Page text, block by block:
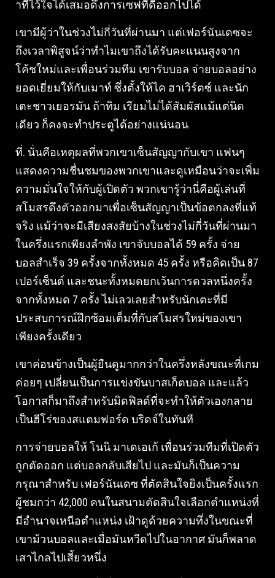
าที่ไว้ใจได้เสมอดึงการเซฟที่ดีออกไปได้
เขามีผู้ว่าในช่วงไม่กี่วันที่ผ่านมา แต่เฟอร์นันเดซจะ
ถึงเวลาพิสูจน์ว่าทำไมเขาถึงได้รับคะแนนสูงจาก
โค้ชใหม่และเพื่อนร่วมทีม เขารับบอล จ่ายบอลอย่าง
ยอดเยี่ยมให้กับเมาท์ ซึ่งตั้งให้ไค ฮาเวิร์ตซ์ และนัก
เตะชาวเยอรมัน ถ้าทิม เรียมไม่ได้สัมผัสแม้แต่นิด
เดียว ก็คงจะทำประตูได้อย่างแน่นอน
ที่. นั่นคือเหตุผลที่พวกเขาเซ็นสัญญากับเขา แฟนๆ
แสดงความชื่นชมของพวกเขาและดูเหมือนว่าจะเพิ่ม
ความมั่นใจให้กับผู้เปิดตัว พวกเขารู้ว่านี่คือผู้เล่นที่
สโมสรดึงตัวออกมาเพื่อเซ็นสัญญาเป็นข้อตกลงที่แท้
จริง แม้ว่าจะมีเสียงสงสัยบ้างในช่วงไม่กี่วันที่ผ่านมา
ในครึ่งแรกเพียงลำพัง เขาจับบอลได้ 59 ครั้ง จ่าย
บอลสำเร็จ 39 ครั้งจากทั้งหมด 45 ครั้ง หรือคิดเป็น 87
เปอร์เซ็นต์ และชนะทั้งหมดยกเว้นการดวลหนึ่งครั้ง
จากทั้งหมด 7 ครั้ง ไม่เลวเลยสำหรับนักเตะที่มี
ประสบการณ์ฝึกซ้อมเต็มที่กับสโมสรใหม่ของเขา
เพียงครั้งเดียว
เขาค่อนข้างเป็นผู้ยืนดูมากกว่าในครึ่งหลังขณะที่เกม
ค่อยๆ เปลี่ยนเป็นการแข่งขันบาสเก็ตบอล และแล้ว
โอกาสก็มาถึงสำหรับมิดฟิลด์ที่จะทำให้ตัวเองกลาย
เป็นฮีโร่ของสแตมฟอร์ด บริดจ์ในทันที
การจ่ายบอลให้ โนนิ มาเดเอเก้ เพื่อนร่วมทีมที่เปิดตัว
ถูกตัดออก แต่บอลกลับเสียไป และมันก็เป็นความ
กรุณาสำหรับ เฟอร์นันเดซ ที่ตัดสินใจยิงเป็นครั้งแรก
ผู้ชมกว่า 42,000 คนในสนามตัดสินใจเลือกตำแหน่งที่
มีอำนาจเหนือตำแหน่ง เฝ้าดูด้วยความทึ่งในขณะที่
เขาม้วนบอลและเมื่อมันหวีดไปในอากาศ มันก็พลาด
เสาไกลไปเสี้ยวหนึ่ง